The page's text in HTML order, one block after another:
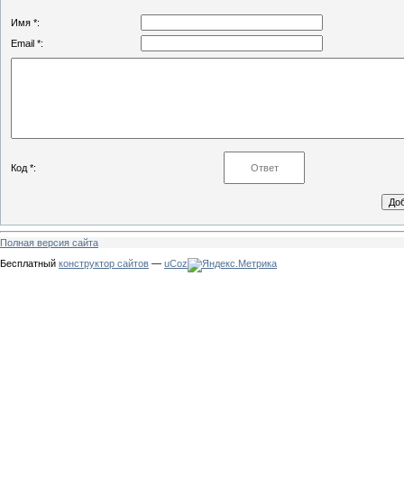
Имя *:
Email *:
Код *:
Полная версия сайта
Бесплатный конструктор сайтов — uCoz